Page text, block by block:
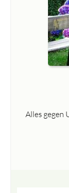
Alles gegen